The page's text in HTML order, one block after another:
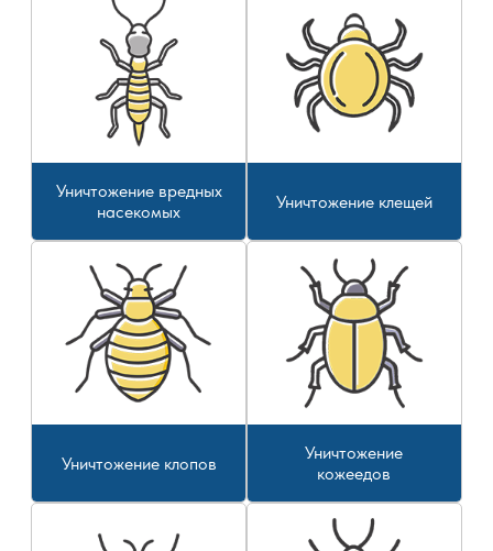
Уничтожение вредных
насекомых
Уничтожение клещей
Уничтожение клопов
Уничтожение
кожеедов